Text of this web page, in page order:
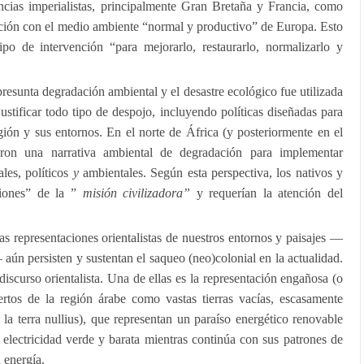
imperialistas, principalmente Gran Bretaña y Francia, como
con el medio ambiente “normal y productivo” de Europa. Esto
de intervención “para mejorarlo, restaurarlo, normalizarlo y
degradación ambiental y el desastre ecológico fue utilizada
todo tipo de despojo, incluyendo políticas diseñadas para
y sus entornos. En el norte de África (y posteriormente en el
una narrativa ambiental de degradación para implementar
políticos yambientales. Según esta perspectiva, los nativos y
de la ” misión civilizadora” y requerían la atención del
representaciones orientalistas de nuestros entornos y paisajes —
persisten y sustentan el saqueo (neo)colonial en la actualidad.
orientalista. Una de ellas es la representación engañosa (o
de la región árabe como vastas tierras vacías, escasamente
terra nullius), que representan un paraíso energético renovable
verde y barata mientras continúa con sus patrones de